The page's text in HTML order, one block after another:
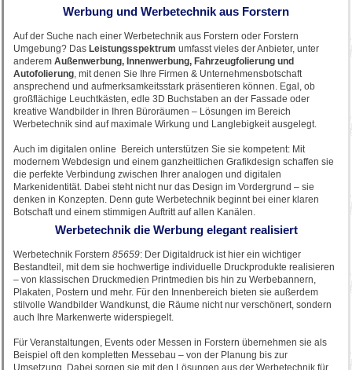
Werbung und Werbetechnik aus Forstern
Auf der Suche nach einer Werbetechnik aus Forstern oder Forstern
Umgebung? Das Leistungsspektrum umfasst vieles der Anbieter, unter
anderem Außenwerbung, Innenwerbung, Fahrzeugfolierung und
Autofolierung, mit denen Sie Ihre Firmen & Unternehmensbotschaft
ansprechend und aufmerksamkeitsstark präsentieren können. Egal, ob
großflächige Leuchtkästen, edle 3D Buchstaben an der Fassade oder
kreative Wandbilder in Ihren Büroräumen – Lösungen im Bereich
Werbetechnik sind auf maximale Wirkung und Langlebigkeit ausgelegt.
Auch im digitalen online Bereich unterstützen Sie sie kompetent: Mit
modernem Webdesign und einem ganzheitlichen Grafikdesign schaffen sie
die perfekte Verbindung zwischen Ihrer analogen und digitalen
Markenidentität. Dabei steht nicht nur das Design im Vordergrund – sie
denken in Konzepten. Denn gute Werbetechnik beginnt bei einer klaren
Botschaft und einem stimmigen Auftritt auf allen Kanälen.
Werbetechnik die Werbung elegant realisiert
Werbetechnik Forstern 85659: Der Digitaldruck ist hier ein wichtiger
Bestandteil, mit dem sie hochwertige individuelle Druckprodukte realisieren
– von klassischen Druckmedien Printmedien bis hin zu Werbebannern,
Plakaten, Postern und mehr. Für den Innenbereich bieten sie außerdem
stilvolle Wandbilder Wandkunst, die Räume nicht nur verschönert, sondern
auch Ihre Markenwerte widerspiegelt.
Für Veranstaltungen, Events oder Messen in Forstern übernehmen sie als
Beispiel oft den kompletten Messebau – von der Planung bis zur
Umsetzung. Dabei sorgen sie mit den Lösungen aus der Werbetechnik für